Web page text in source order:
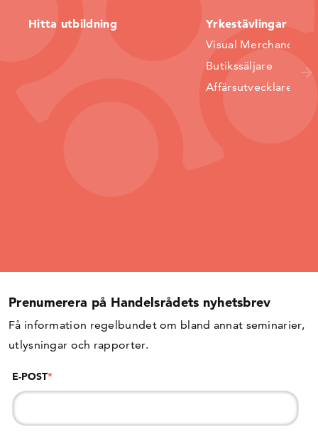
Hitta utbildning Yrkestävlingar
Visual Merchandiser
Butikssäljare
Affärsutvecklare
Prenumerera på Handelsrådets nyhetsbrev
Få information regelbundet om bland annat seminarier,
utlysningar och rapporter.
E-POST*